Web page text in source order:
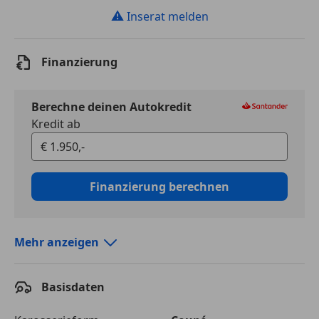
⚠ Inserat melden
Finanzierung
Berechne deinen Autokredit
Kredit ab
Finanzierung berechnen
Laufzeit
Mehr anzeigen
Basisdaten